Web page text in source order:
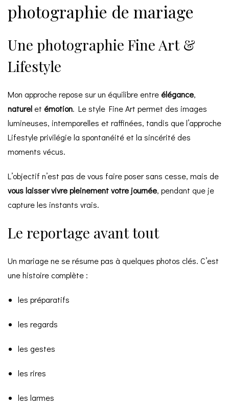
photographie de mariage
Une photographie Fine Art &
Lifestyle
Mon approche repose sur un équilibre entreélégance,
naturel et émotion. Le style Fine Art permet des images
lumineuses, intemporelles et raffinées, tandis que l’approche
Lifestyle privilégie la spontanéité et la sincérité des
moments vécus.
L’objectif n’est pas de vous faire poser sans cesse, mais de
vous laisser vivre pleinement votre journée, pendant que je
capture les instants vrais.
Le reportage avant tout
Un mariage ne se résume pas à quelques photos clés. C’est
une histoire complète :
les préparatifs
les regards
les gestes
les rires
les larmes